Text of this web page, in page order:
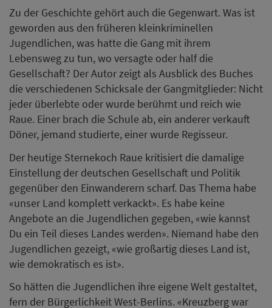
Zu der Geschichte gehört auch die Gegenwart. Was ist
geworden aus den früheren kleinkriminellen
Jugendlichen, was hatte die Gang mit ihrem
Lebensweg zu tun, wo versagte oder half die
Gesellschaft? Der Autor zeigt als Ausblick des Buches
die verschiedenen Schicksale der Gangmitglieder: Nicht
jeder überlebte oder wurde berühmt und reich wie
Raue. Einer brach die Schule ab, ein anderer verkauft
Döner, jemand studierte, einer wurde Regisseur.
Der heutige Sternekoch Raue kritisiert die damalige
Einstellung der deutschen Gesellschaft und Politik
gegenüber den Einwanderern scharf. Das Thema habe
«unser Land komplett verkackt». Es habe keine
Angebote an die Jugendlichen gegeben, «wie kannst
Du ein Teil dieses Landes werden». Niemand habe den
Jugendlichen gezeigt, «wie großartig dieses Land ist,
wie demokratisch es ist».
So hätten die Jugendlichen ihre eigene Welt gestaltet,
fern der Bürgerlichkeit West-Berlins. «Kreuzberg war